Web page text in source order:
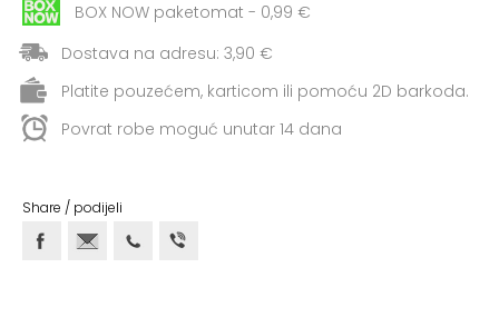
Aerobik,
Pilates,
Joga
Elastične
trake
Borilački
BOX NOW paketomat - 0,99 €
Dostava na adresu: 3,90 €
Platite pouzećem, karticom ili pomoću 2D barkoda.
Povrat robe moguć unutar 14 dana
Share / podijeli